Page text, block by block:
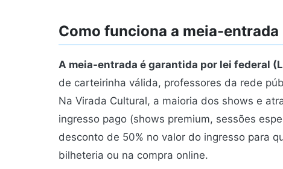
Como funciona a meia-
A meia-entrada é garantida por lei federal
de carteirinha válida, professores da rede
Na Virada Cultural, a maioria dos shows e
ingresso pago (shows premium, sessões
desconto de 50% no valor do ingresso para
bilheteria ou na compra online.